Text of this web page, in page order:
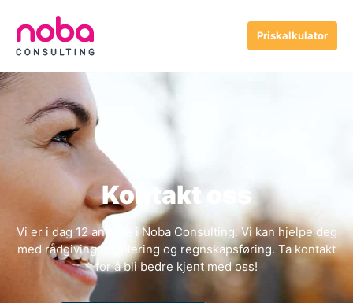
Priskalkulator
Kontakt oss
Vi er i dag 12 ansatte i Noba Consulting. Vi kan hjelpe deg
med rådgiving, etablering og regnskapsføring. Ta kontakt
for å bli bedre kjent med oss!